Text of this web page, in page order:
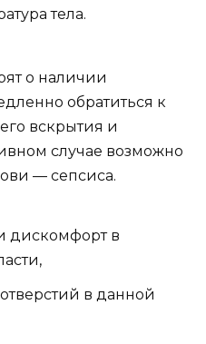
тела.
о наличии
обратиться к
вскрытия и
случае возможно
— сепсиса.
дискомфорт в
в данной